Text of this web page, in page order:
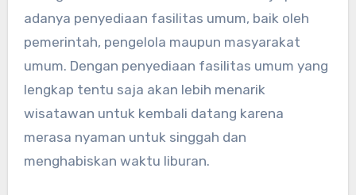
adanya penyediaan fasilitas umum, baik oleh
pemerintah, pengelola maupun masyarakat
umum. Dengan penyediaan fasilitas umum yang
lengkap tentu saja akan lebih menarik
wisatawan untuk kembali datang karena
merasa nyaman untuk singgah dan
menghabiskan waktu liburan.